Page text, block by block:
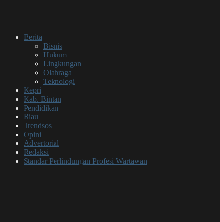
Berita
Bisnis
Hukum
Lingkungan
Olahraga
Teknologi
Kepri
Kab. Bintan
Pendidikan
Riau
Trendsos
Opini
Advertorial
Redaksi
Standar Perlindungan Profesi Wartawan